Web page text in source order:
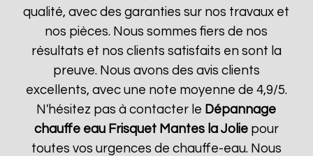
qualité, avec des garanties sur nos travaux et
nos pièces. Nous sommes fiers de nos
résultats et nos clients satisfaits en sont la
preuve. Nous avons des avis clients
excellents, avec une note moyenne de 4,9/5.
N'hésitez pas à contacter le Dépannage
chauffe eau Frisquet Mantes la Joliepour
toutes vos urgences de chauffe-eau. Nous